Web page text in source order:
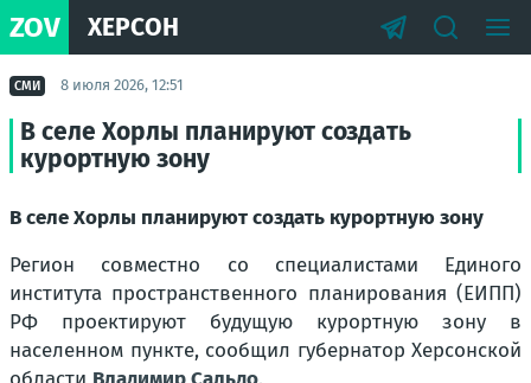
ZOV ХЕРСОН
СМИ 8 июля 2026, 12:51
В селе Хорлы планируют создать
курортную зону
В селе Хорлы планируют создать курортную зону
Регион совместно со специалистами Единого
института пространственного планирования (ЕИПП)
РФ проектируют будущую курортную зону в
населенном пункте, сообщил губернатор Херсонской